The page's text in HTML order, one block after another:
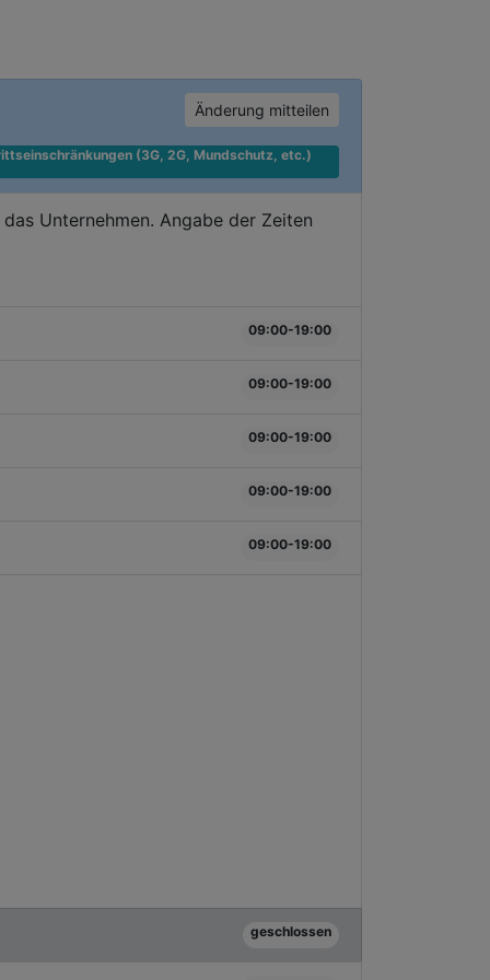
Änderung mitteilen
(3G, 2G, Mundschutz, etc.)
Unternehmen. Angabe der Zeiten
09:00-19:00
09:00-19:00
09:00-19:00
09:00-19:00
09:00-19:00
geschlossen